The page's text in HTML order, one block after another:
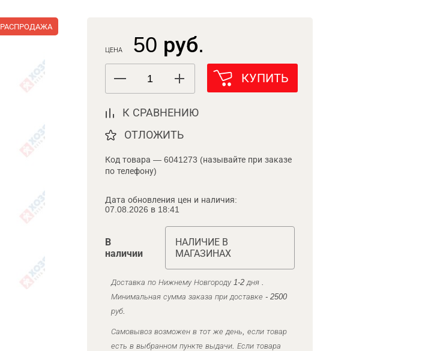
РАСПРОДАЖА
ЦЕНА 50 руб.
КУПИТЬ
К СРАВНЕНИЮ
ОТЛОЖИТЬ
Код товара — 6041273 (называйте при заказе
по телефону)
Дата обновления цен и наличия:
07.08.2026 в 18:41
В
наличии
НАЛИЧИЕ В
МАГАЗИНАХ
Доставка по Нижнему Новгороду 1-2 дня .
Минимальная сумма заказа при доставке - 2500
руб.
Самовывоз возможен в тот же день, если товар
есть в выбранном пункте выдачи. Если товара